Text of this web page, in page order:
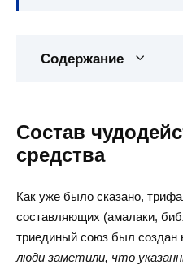
Содержание
Состав
средства
Как уже было сказано,
составляющих (амалаки,
триединый союз был создан
люди заметили, что